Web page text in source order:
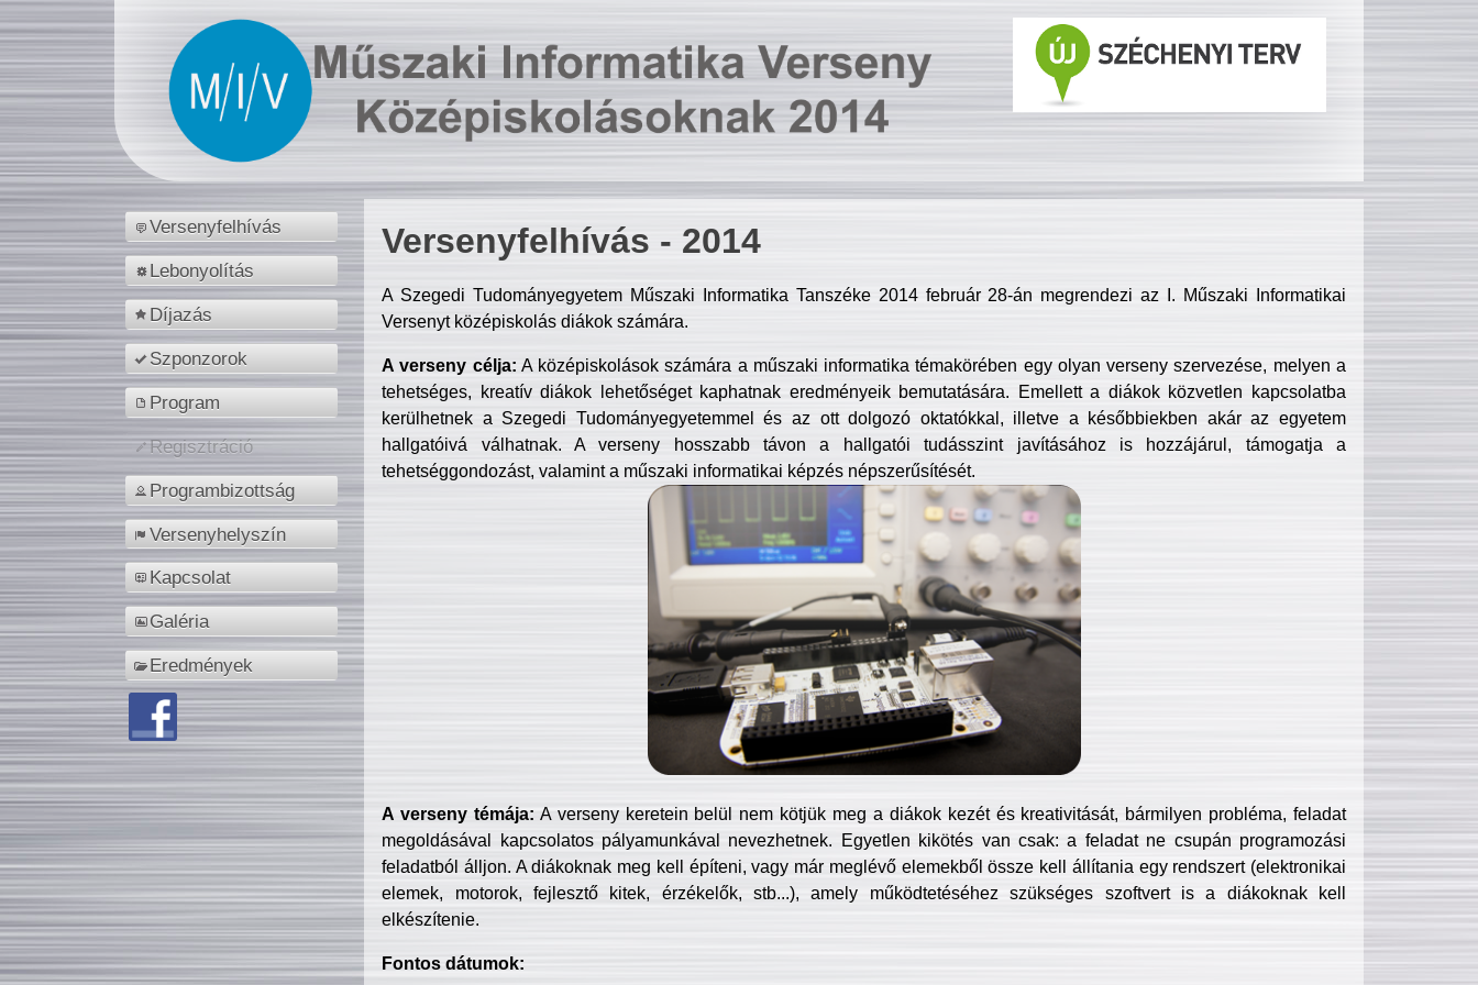
Versenyfelhívás
Lebonyolítás
Díjazás
Szponzorok
Program
Regisztráció
Programbizottság
Versenyhelyszín
Kapcsolat
Galéria
Eredmények
Versenyfelhívás - 2014
A Szegedi Tudományegyetem Műszaki Informatika Tanszéke 2014 február 28-án megrendezi az I. Műszaki Informatikai
Versenyt középiskolás diákok számára.
A verseny célja: A középiskolások számára a műszaki informatika témakörében egy olyan verseny szervezése, melyen a
tehetséges, kreatív diákok lehetőséget kaphatnak eredményeik bemutatására. Emellett a diákok közvetlen kapcsolatba
kerülhetnek a Szegedi Tudományegyetemmel és az ott dolgozó oktatókkal, illetve a későbbiekben akár az egyetem
hallgatóivá válhatnak. A verseny hosszabb távon a hallgatói tudásszint javításához is hozzájárul, támogatja a
tehetséggondozást, valamint a műszaki informatikai képzés népszerűsítését.
A verseny témája: A verseny keretein belül nem kötjük meg a diákok kezét és kreativitását, bármilyen probléma, feladat
megoldásával kapcsolatos pályamunkával nevezhetnek. Egyetlen kikötés van csak: a feladat ne csupán programozási
feladatból álljon. A diákoknak meg kell építeni, vagy már meglévő elemekből össze kell állítania egy rendszert (elektronikai
elemek, motorok, fejlesztő kitek, érzékelők, stb...), amely működtetéséhez szükséges szoftvert is a diákoknak kell
elkészítenie.
Fontos dátumok: